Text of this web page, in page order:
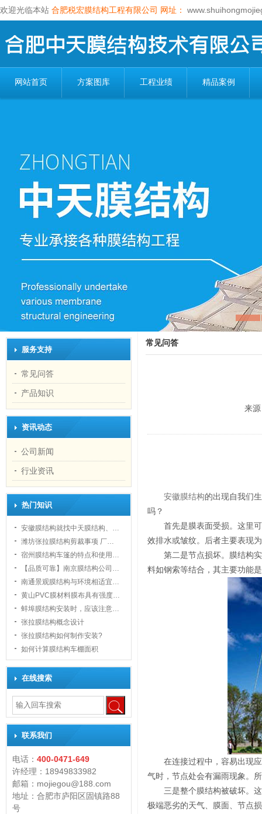
欢迎光临本站 合肥税宏膜结构工程有限公司 网址：
网站首页 方案图库 工程业绩 精品案例
1
服务支持
常见问答
产品知识
资讯动态
公司新闻
行业资讯
热门知识
安徽膜结构就找中天膜结构、…
潍坊张拉膜结构剪裁事项 厂…
宿州膜结构车篷的特点和使用…
【品质可靠】南京膜结构公司…
南通景观膜结构与环境相适宜…
黄山PVC膜材料膜布具有强度…
蚌埠膜结构安装时，应该注意…
张拉膜结构概念设计
张拉膜结构如何制作安装?
如何计算膜结构车棚面积
在线搜索
联系我们
电话： 400-0471-649
许经理：18949833982
邮箱：mojiegou@188.com
地址：合肥市庐阳区固镇路88
号
常见问答
来
安徽膜结构的出现自我们
吗？
首先是膜表面受损。这里
效排水或皱纹。后者主要表现
第二是节点损坏。膜结构
料如钢索等结合，其主要功能
在连接过程中，容易出现
气时，节点处会有漏雨现象。
三是整个膜结构被破坏。
极端恶劣的天气、膜面、节点